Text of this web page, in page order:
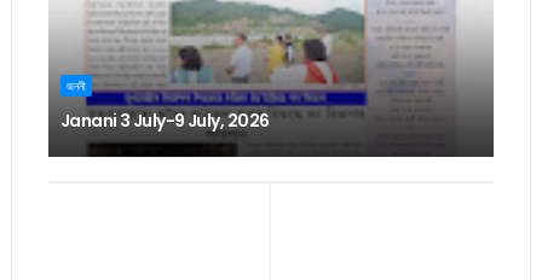
জননী
Janani 3 July-9 July, 2026